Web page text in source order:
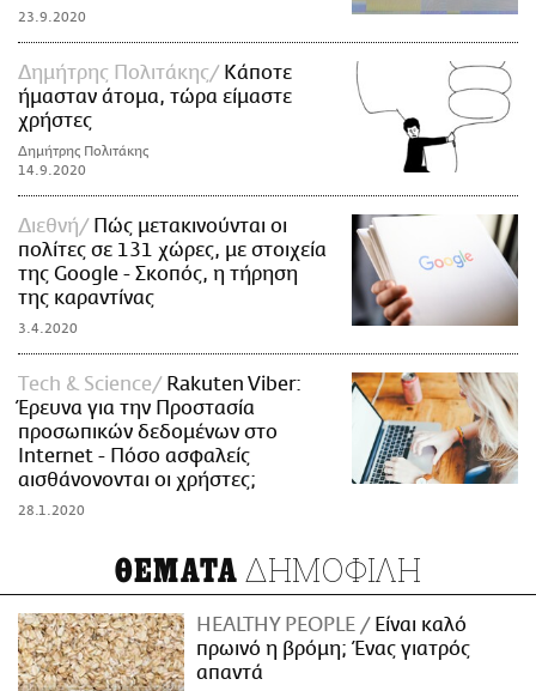
23.9.2020
Δημήτρης Πολιτάκης
Κάποτε
ήμασταν άτομα, τώρα είμαστε
χρήστες
Δημήτρης Πολιτάκης
14.9.2020
Διεθνή
Πώς μετακινούνται οι
πολίτες σε 131 χώρες, με στοιχεία
της Google - Σκοπός, η τήρηση
της καραντίνας
3.4.2020
Τech & Science
Rakuten Viber:
Έρευνα για την Προστασία
προσωπικών δεδομένων στο
Internet - Πόσο ασφαλείς
αισθάνονονται οι χρήστες;
28.1.2020
ΘΕΜΑΤΑ ΔΗΜΟΦΙΛΗ
HEALTHY PEOPLE
Είναι καλό
πρωινό η βρόμη; Ένας γιατρός
απαντά